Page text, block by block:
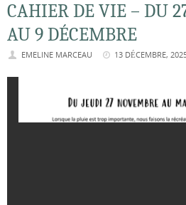
CAHIER DE VIE – DU
AU 9 DÉCEMBRE
EMELINE MARCEAU 13 DÉCEMBRE,